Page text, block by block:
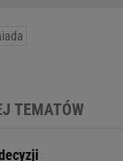
TEMATÓW